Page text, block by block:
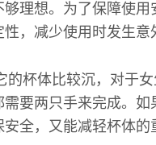
理想。为了保障使用
，减少使用时发生意
的杯体比较沉，对于
要两只手来完成。如
全，又能减轻杯体的